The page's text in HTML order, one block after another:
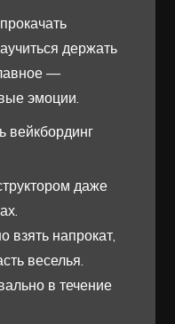
держать
—
эмоции.
вейкбординг
даже
взять напрокат,
веселья.
в течение